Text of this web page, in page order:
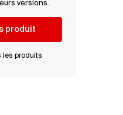
versions.
produit
les produits